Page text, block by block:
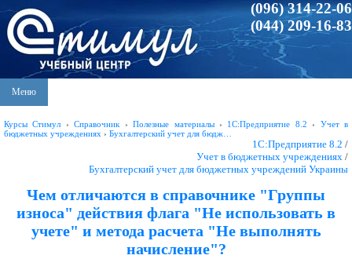
(096) 314-22-06
(044) 209-16-83
Меню
Курсы Стимул ›Справочник ›Полезные материалы› 1С:Предприятие 8.2 › Учет в
бюджетных учреждениях › Бухгалтерский учет для бюдж…
1С:Предприятие 8.2 /
Учет в бюджетных учреждениях /
Бухгалтерский учет для бюджетных учреждений Украины
Чем отличаются в справочнике "Группы
износа" действия флага "Не использовать в
учете" и метода расчета "Не выполнять
начисление"?